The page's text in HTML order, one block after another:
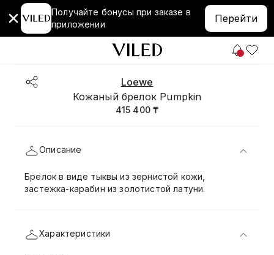
Получайте бонусы при заказе в
приложении
Перейти
Loewe
Кожаный брелок Pumpkin
415 400 ₸
Описание
Брелок в виде тыквы из зернистой кожи,
застежка-карабин из золотистой латуни.
Характеристики